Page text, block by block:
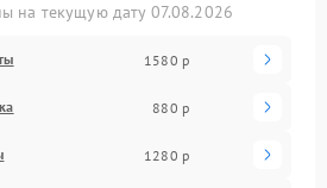
на текущую дату 07.08.2026
1580 р
880 р
1280 р